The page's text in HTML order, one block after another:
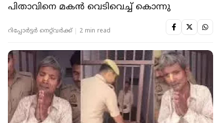
പിതാവിനെ മകന്‍ വെടിവെച്ച് കൊന്നു
റിപ്പോർട്ടർ നെറ്റ്‌വര്‍ക്ക്‌ 2 min read